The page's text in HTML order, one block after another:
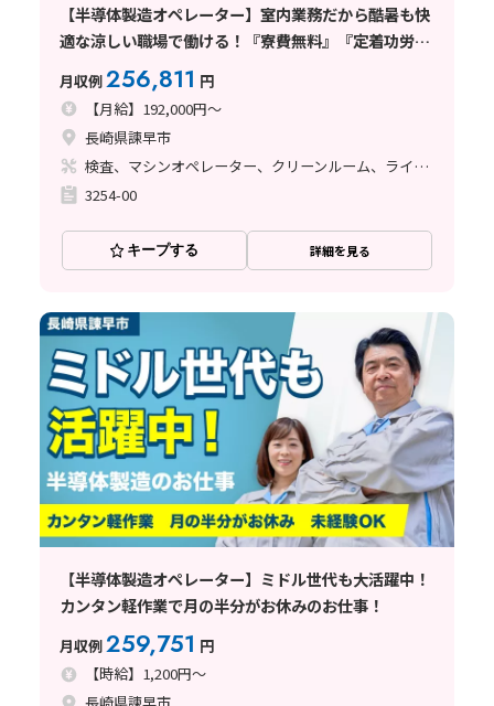
【半導体製造オペレーター】室内業務だから酷暑も快
適な涼しい職場で働ける！『寮費無料』『定着功労金
有り』『未経験大歓迎』
月収例256,811 円
【月給】192,000円～
長崎県諫早市
検査、マシンオペレーター、クリーンルーム、ライン作業、立ち作業
3254-00
キープする 詳細を見る
【半導体製造オペレーター】ミドル世代も大活躍中！
カンタン軽作業で月の半分がお休みのお仕事！
月収例259,751 円
【時給】1,200円～